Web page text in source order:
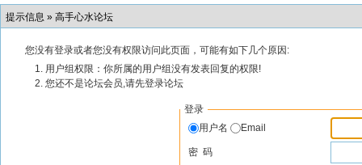
提示信息 » 高手心水论坛
您没有登录或者您没有权限访问此页面，可能有如下几个原因:
用户组权限：你所属的用户组没有发表回复的权限!
您还不是论坛会员,请先登录论坛
登录
用户名
Email
密 码